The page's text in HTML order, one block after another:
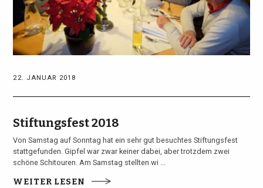
22. JANUAR 2018
Stiftungsfest 2018
Von Samstag auf Sonntag hat ein sehr gut besuchtes Stiftungsfest
stattgefunden. Gipfel war zwar keiner dabei, aber trotzdem zwei
schöne Schitouren. Am Samstag stellten wi ...
WEITER LESEN